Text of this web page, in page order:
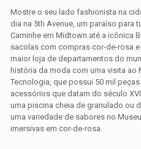
Mostre o seu lado fashionista na
dia na 5th Avenue, um paraíso para
Caminhe em Midtown até a icônica
sacolas com compras cor-de-rosa e
maior loja de departamentos do
história da moda com uma visita
Tecnologia, que possui 50 mil
acessórios que datam do século
uma piscina cheia de granulado ou
uma variedade de sabores no
imersivas em cor-de-rosa.